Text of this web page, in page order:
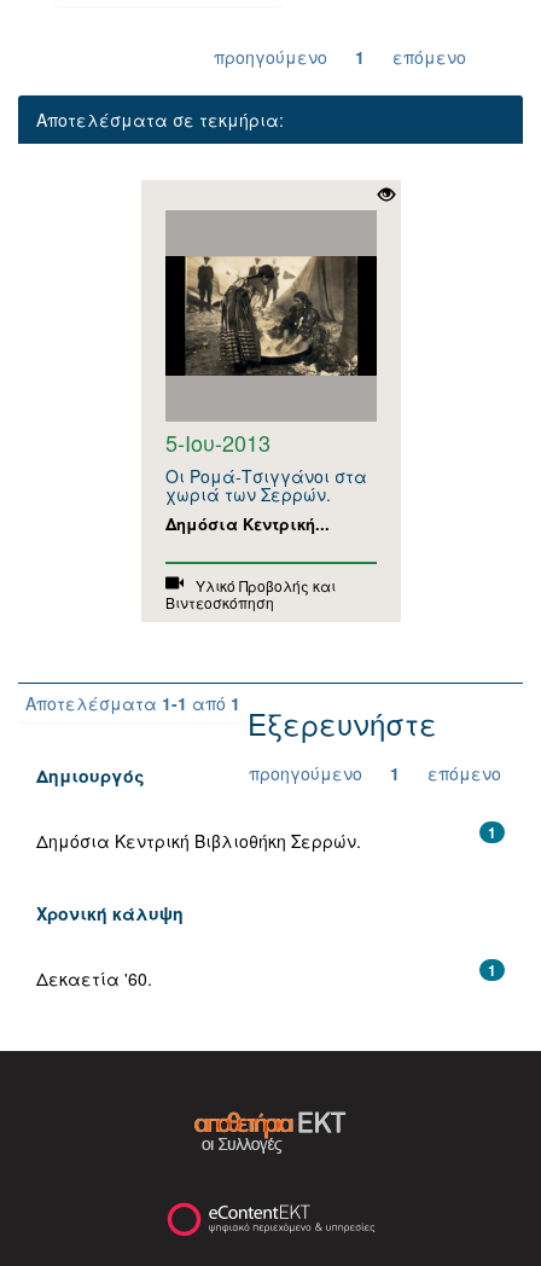
προηγούμενο 1 επόμενο
Αποτελέσματα σε τεκμήρια:
5-Ιου-2013
Οι Ρομά-Τσιγγάνοι στα
χωριά των Σερρών.
Δημόσια Κεντρική...
Υλικό Προβολής και
Βιντεοσκόπηση
Αποτελέσματα 1-1 από 1
προηγούμενο 1 επόμενο
Εξερευνήστε
Δημιουργός
1
Δημόσια Κεντρική Βιβλιοθήκη Σερρών.
Χρονική κάλυψη
1
Δεκαετία '60.